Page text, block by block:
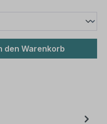
den
den Warenkorb